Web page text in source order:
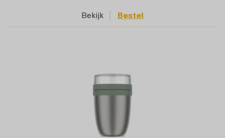
Bekijk Bestel